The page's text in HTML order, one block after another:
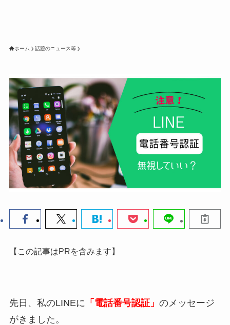
ホーム 話題のニュース等
【この記事はPRを含みます】
先日、私のLINEに 「電話番号認証」 のメッセージ
がきました。